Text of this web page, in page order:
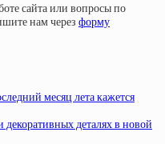
сайта или вопросы по
нам через форму
месяц лета кажется
деталях в новой